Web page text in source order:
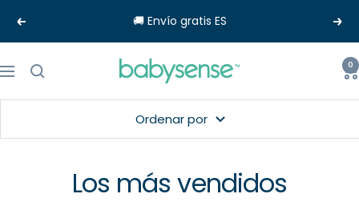
Anterior 🚚 Envío gratis ES
Navigación
Babysense-
0
Ordenar por
Los más vendidos